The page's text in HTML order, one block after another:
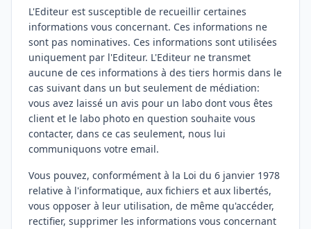
L'Editeur est susceptible de recueillir certaines
informations vous concernant. Ces informations ne
sont pas nominatives. Ces informations sont utilisées
uniquement par l'Editeur. L'Editeur ne transmet
aucune de ces informations à des tiers hormis dans le
cas suivant dans un but seulement de médiation:
vous avez laissé un avis pour un labo dont vous êtes
client et le labo photo en question souhaite vous
contacter, dans ce cas seulement, nous lui
communiquons votre email.
Vous pouvez, conformément à la Loi du 6 janvier 1978
relative à l'informatique, aux fichiers et aux libertés,
vous opposer à leur utilisation, de même qu'accéder,
rectifier, supprimer les informations vous concernant